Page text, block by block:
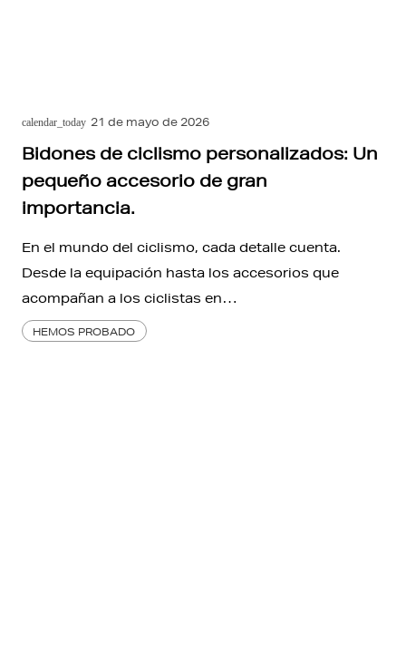
calendar_today 21 de mayo de 2026
Bidones de ciclismo personalizados: Un
pequeño accesorio de gran
importancia.
En el mundo del ciclismo, cada detalle cuenta.
Desde la equipación hasta los accesorios que
acompañan a los ciclistas en…
HEMOS PROBADO